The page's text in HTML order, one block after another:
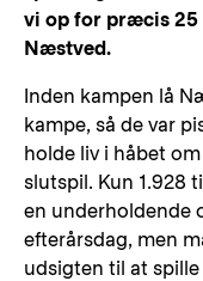
vi op for præcis 25
Næstved.
Inden kampen lå
kampe, så de var
holde liv i håbet
slutspil. Kun 1.928
en underholdende
efterårsdag, men
udsigten til at